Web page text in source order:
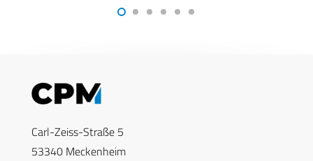
Carl-Zeiss-Straße 5
53340 Meckenheim